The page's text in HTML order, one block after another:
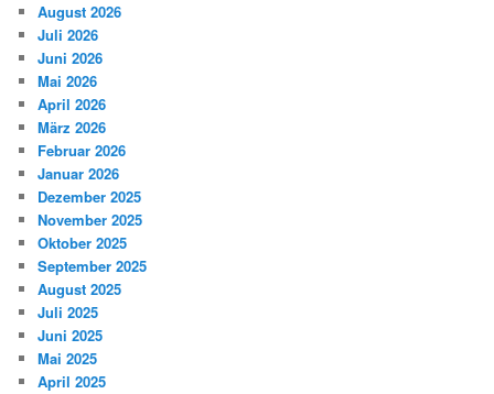
August 2026
Juli 2026
Juni 2026
Mai 2026
April 2026
März 2026
Februar 2026
Januar 2026
Dezember 2025
November 2025
Oktober 2025
September 2025
August 2025
Juli 2025
Juni 2025
Mai 2025
April 2025